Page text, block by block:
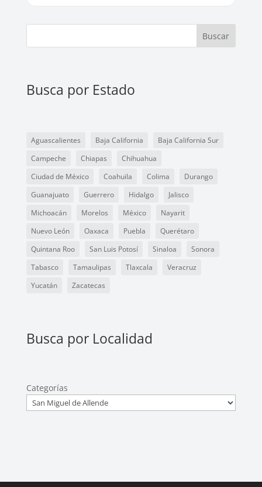
Buscar
Busca por Estado
Aguascalientes Baja California
Baja California Sur
Campeche
Chiapas
Chihuahua
Ciudad de México
Coahuila Colima
Durango
Guanajuato
Guerrero Hidalgo
Jalisco
Michoacán
Morelos México
Nayarit
Nuevo León
Oaxaca Puebla
Querétaro
Quintana Roo
San Luis Potosí Sinaloa
Sonora
Tabasco
Tamaulipas Tlaxcala
Veracruz
Yucatán
Zacatecas
Busca por Localidad
Categorías